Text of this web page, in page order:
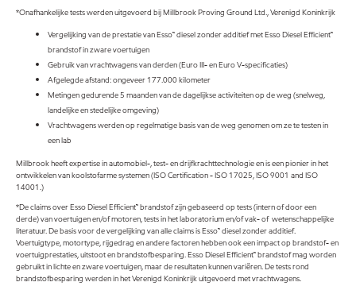
*Onafhankelijke tests werden uitgevoerd bij Millbrook Proving Ground Ltd., Verenigd Koninkrijk
Vergelijking van de prestatie van Esso™ diesel zonder additief met Esso Diesel Efficient™
brandstof in zware voertuigen
Gebruik van vrachtwagens van derden (Euro III- en Euro V-specificaties)
Afgelegde afstand: ongeveer 177.000 kilometer
Metingen gedurende 5 maanden van de dagelijkse activiteiten op de weg (snelweg,
landelijke en stedelijke omgeving)
Vrachtwagens werden op regelmatige basis van de weg genomen om ze te testen in
een lab
Millbrook heeft expertise in automobiel-, test- en drijfkrachttechnologie en is een pionier in het
ontwikkelen van koolstofarme systemen (ISO Certification - ISO 17025, ISO 9001 and ISO
14001.)
*De claims over Esso Diesel Efficient™ brandstof zijn gebaseerd op tests (intern of door een
derde) van voertuigen en/of motoren, tests in het laboratorium en/of vak- of wetenschappelijke
literatuur. De basis voor de vergelijking van alle claims is Esso™ diesel zonder additief.
Voertuigtype, motortype, rijgedrag en andere factoren hebben ook een impact op brandstof- en
voertuigprestaties, uitstoot en brandstofbesparing. Esso Diesel Efficient™ brandstof mag worden
gebruikt in lichte en zware voertuigen, maar de resultaten kunnen variëren. De tests rond
brandstofbesparing werden in het Verenigd Koninkrijk uitgevoerd met vrachtwagens.